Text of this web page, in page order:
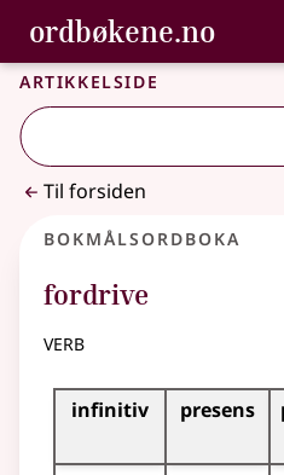
Gå til hovedinnhold
Tilgjengelighet
ordbøkene.no,
Bokmålsordboka og Nynorskordboka
Artikkelside
Til forsiden
Bokmålsordboka
fordrive
verb
Bøyingstabell for dette
infinitiv presens